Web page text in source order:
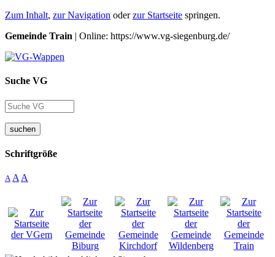
Zum Inhalt, zur Navigation oderzur Startseite springen.
Gemeinde Train | Online: https://www.vg-siegenburg.de/
Suche VG
suchen
Schriftgröße
A A A